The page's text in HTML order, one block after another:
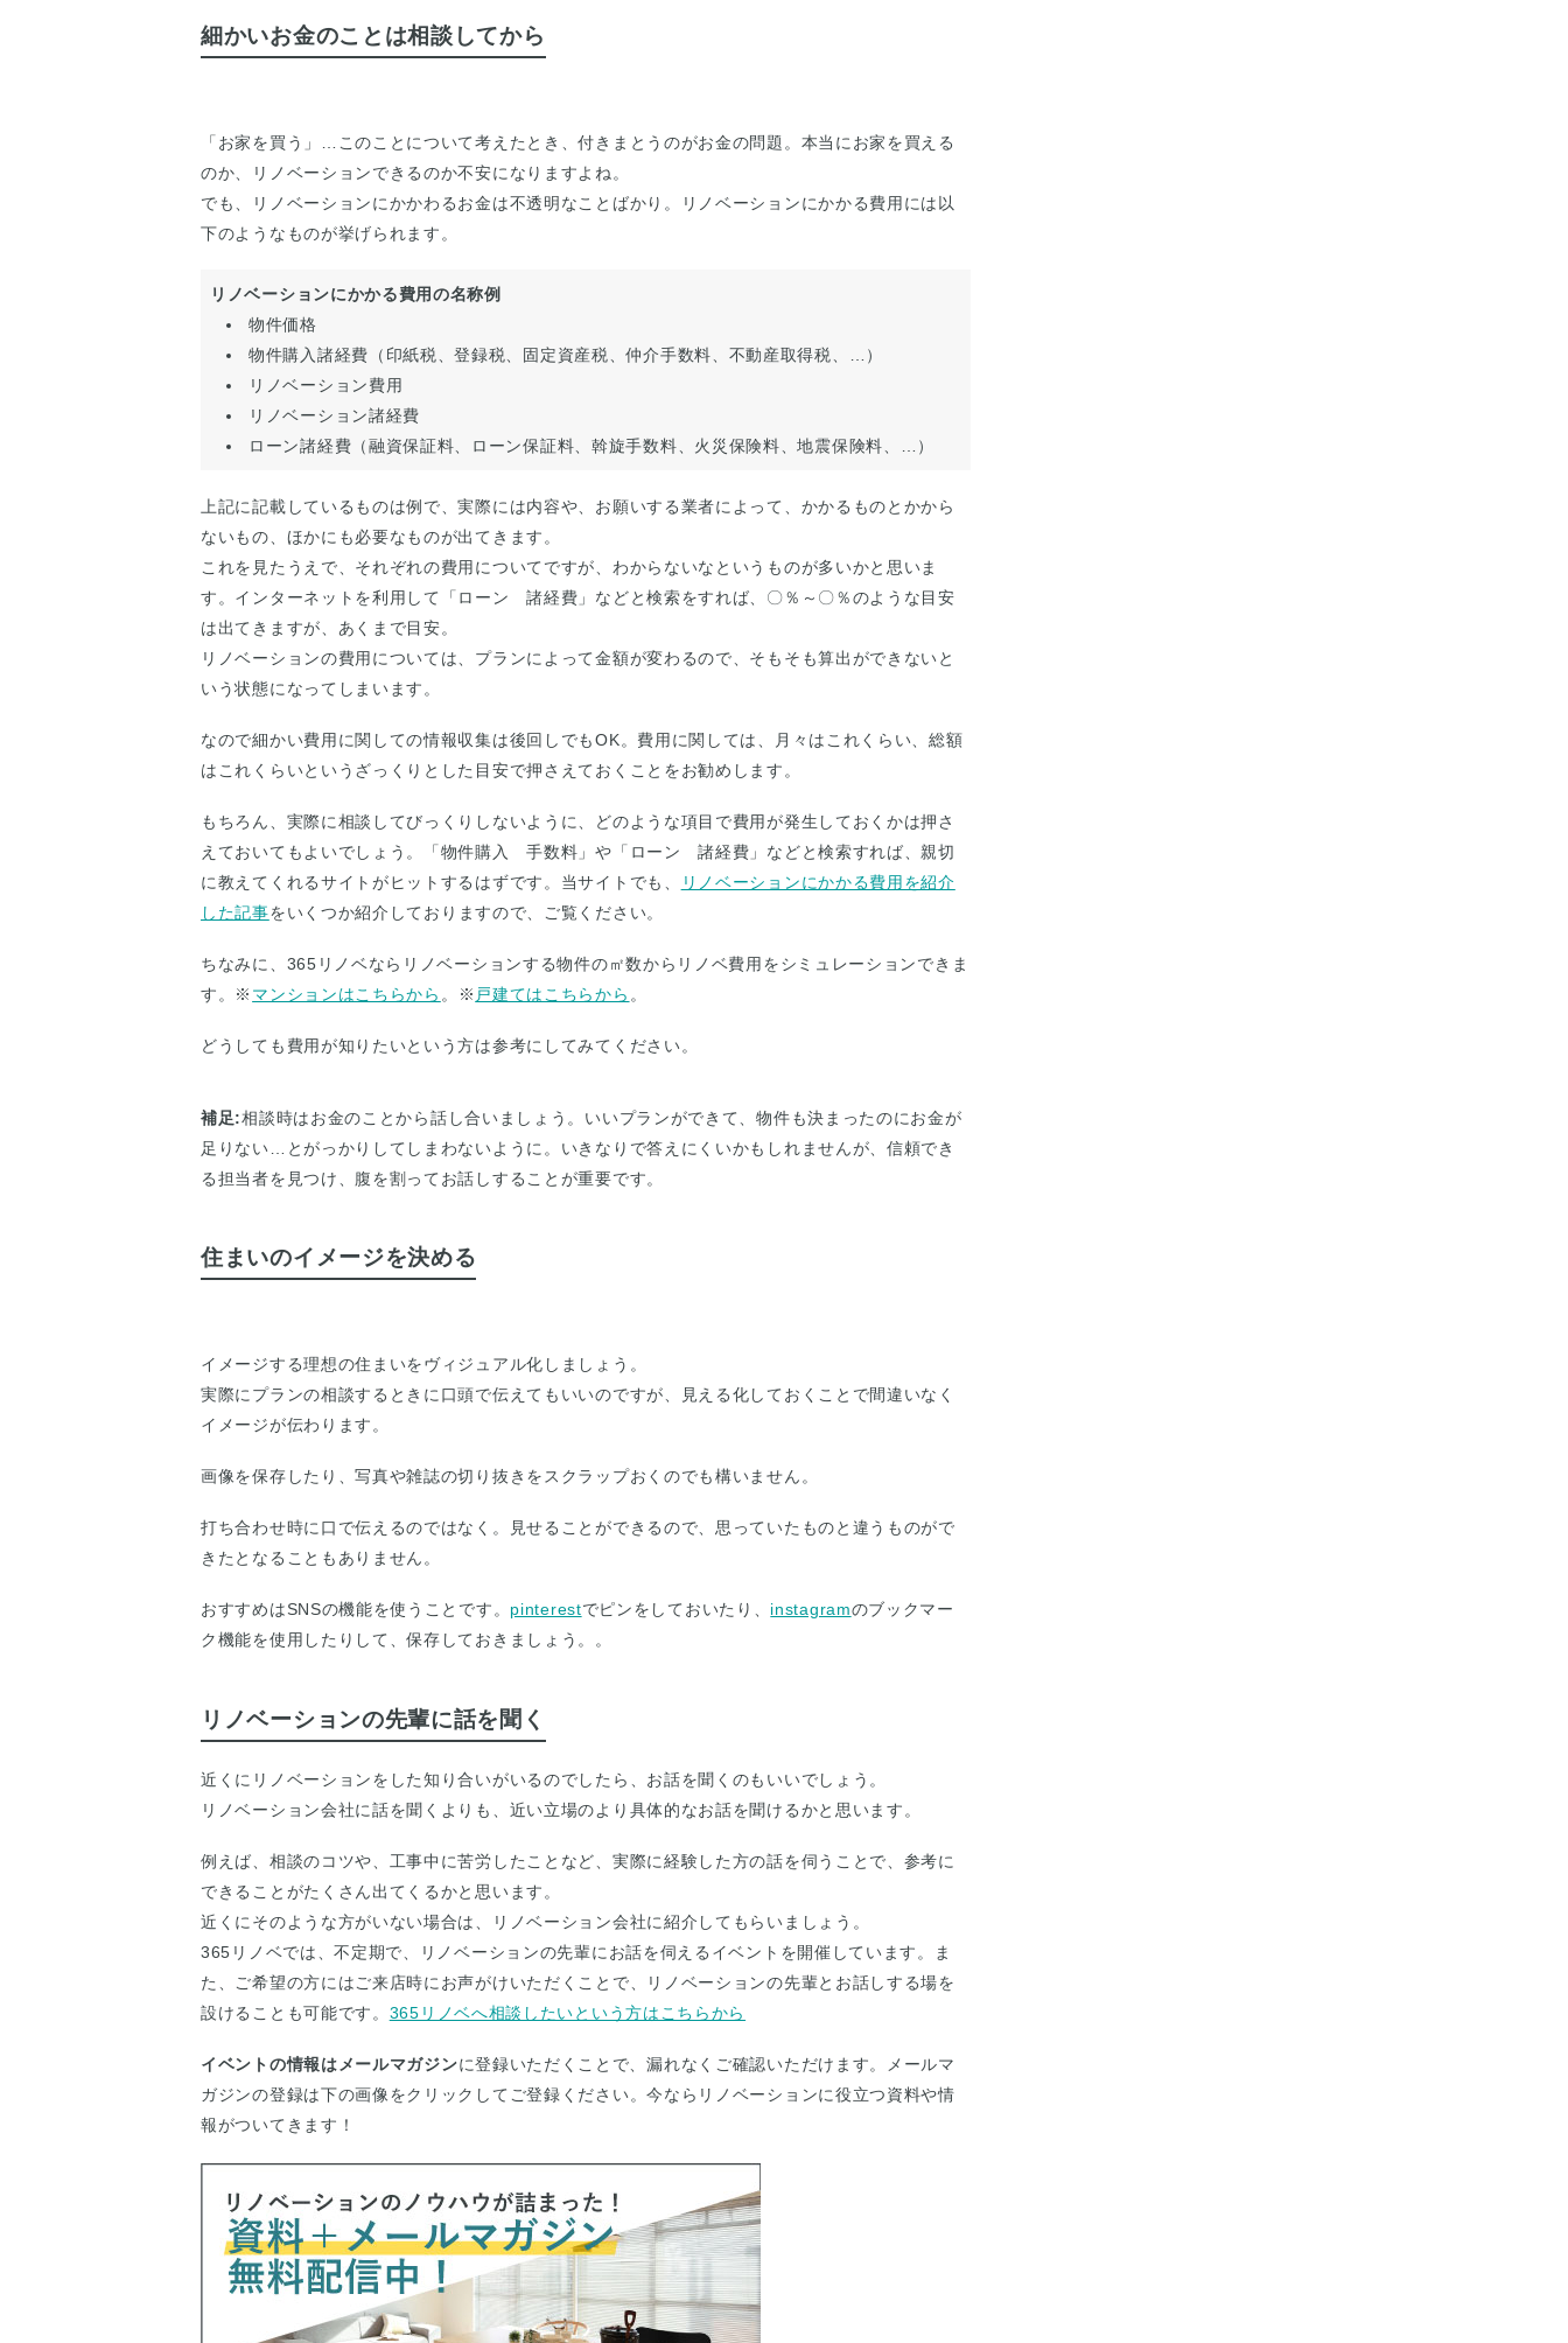
細かいお金のことは相談してから
「お家を買う」…このことについて考えたとき、付きまとうのがお金の問題。本当にお家を買える
のか、リノベーションできるのか不安になりますよね。
でも、リノベーションにかかわるお金は不透明なことばかり。リノベーションにかかる費用には以
下のようなものが挙げられます。
リノベーションにかかる費用の名称例
物件価格
物件購入諸経費（印紙税、登録税、固定資産税、仲介手数料、不動産取得税、…）
リノベーション費用
リノベーション諸経費
ローン諸経費（融資保証料、ローン保証料、斡旋手数料、火災保険料、地震保険料、…）
上記に記載しているものは例で、実際には内容や、お願いする業者によって、かかるものとかから
ないもの、ほかにも必要なものが出てきます。
これを見たうえで、それぞれの費用についてですが、わからないなというものが多いかと思いま
す。インターネットを利用して「ローン 諸経費」などと検索をすれば、〇％～〇％のような目安
は出てきますが、あくまで目安。
リノベーションの費用については、プランによって金額が変わるので、そもそも算出ができないと
いう状態になってしまいます。
なので細かい費用に関しての情報収集は後回しでもOK。費用に関しては、月々はこれくらい、総額
はこれくらいというざっくりとした目安で押さえておくことをお勧めします。
もちろん、実際に相談してびっくりしないように、どのような項目で費用が発生しておくかは押さ
えておいてもよいでしょう。「物件購入 手数料」や「ローン 諸経費」などと検索すれば、親切
に教えてくれるサイトがヒットするはずです。当サイトでも、
リノベーションにかかる費用を紹介
した記事をいくつか紹介しておりますので、ご覧ください。
ちなみに、365リノベならリノベーションする物件の㎡数からリノベ費用をシミュレーションできま
す。※ マンションはこちらから 。※ 戸建てはこちらから 。
どうしても費用が知りたいという方は参考にしてみてください。
補足:相談時はお金のことから話し合いましょう。いいプランができて、物件も決まったのにお金が
足りない…とがっかりしてしまわないように。いきなりで答えにくいかもしれませんが、信頼でき
る担当者を見つけ、腹を割ってお話しすることが重要です。
住まいのイメージを決める
イメージする理想の住まいをヴィジュアル化しましょう。
実際にプランの相談するときに口頭で伝えてもいいのですが、見える化しておくことで間違いなく
イメージが伝わります。
画像を保存したり、写真や雑誌の切り抜きをスクラップおくのでも構いません。
打ち合わせ時に口で伝えるのではなく。見せることができるので、思っていたものと違うものがで
きたとなることもありません。
おすすめはSNSの機能を使うことです。 pinterestでピンをしておいたり、 instagramのブックマー
ク機能を使用したりして、保存しておきましょう。。
リノベーションの先輩に話を聞く
近くにリノベーションをした知り合いがいるのでしたら、お話を聞くのもいいでしょう。
リノベーション会社に話を聞くよりも、近い立場のより具体的なお話を聞けるかと思います。
例えば、相談のコツや、工事中に苦労したことなど、実際に経験した方の話を伺うことで、参考に
できることがたくさん出てくるかと思います。
近くにそのような方がいない場合は、リノベーション会社に紹介してもらいましょう。
365リノベでは、不定期で、リノベーションの先輩にお話を伺えるイベントを開催しています。ま
た、ご希望の方にはご来店時にお声がけいただくことで、リノベーションの先輩とお話しする場を
設けることも可能です。 365リノベへ相談したいという方はこちらから
イベントの情報はメールマガジンに登録いただくことで、漏れなくご確認いただけます。メールマ
ガジンの登録は下の画像をクリックしてご登録ください。今ならリノベーションに役立つ資料や情
報がついてきます！